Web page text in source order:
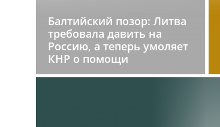
Балтийский позор: Литва
требовала давить на
Россию, а теперь умоляет
КНР о помощи